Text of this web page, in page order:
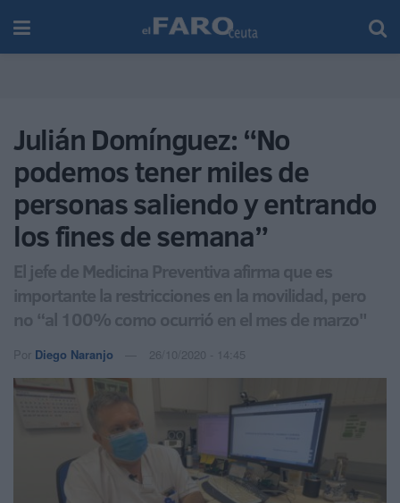
Julián Domínguez: “No
podemos tener miles de
personas saliendo y entrando
los fines de semana”
El jefe de Medicina Preventiva afirma que es
importante la restricciones en la movilidad, pero
no “al 100% como ocurrió en el mes de marzo"
Por Diego Naranjo 26/10/2020 - 14:45